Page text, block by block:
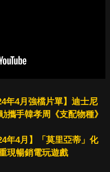
年4月強檔片單】迪士尼
攜手韓孝周《支配物種》
年4月】「莫里亞蒂」化
現暢銷電玩遊戲